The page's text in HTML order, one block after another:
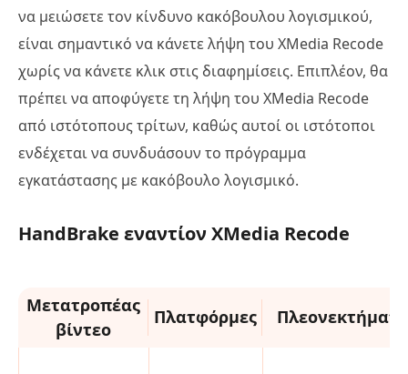
να μειώσετε τον κίνδυνο κακόβουλου λογισμικού,
είναι σημαντικό να κάνετε λήψη του XMedia Recode
χωρίς να κάνετε κλικ στις διαφημίσεις. Επιπλέον, θα
πρέπει να αποφύγετε τη λήψη του XMedia Recode
από ιστότοπους τρίτων, καθώς αυτοί οι ιστότοποι
ενδέχεται να συνδυάσουν το πρόγραμμα
εγκατάστασης με κακόβουλο λογισμικό.
HandBrake εναντίον XMedia Recode
Μετατροπέας
βίντεο
Πλατφόρμες Πλεονεκτήματα